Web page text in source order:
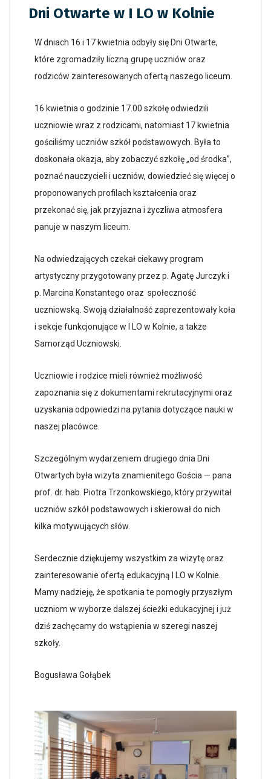
Dni Otwarte w I LO w Kolnie
W dniach 16 i 17 kwietnia odbyły się Dni Otwarte,
które zgromadziły liczną grupę uczniów oraz
rodziców zainteresowanych ofertą naszego liceum.
16 kwietnia o godzinie 17.00 szkołę odwiedzili
uczniowie wraz z rodzicami, natomiast 17 kwietnia
gościliśmy uczniów szkół podstawowych. Była to
doskonała okazja, aby zobaczyć szkołę „od środka”,
poznać nauczycieli i uczniów, dowiedzieć się więcej o
proponowanych profilach kształcenia oraz
przekonać się, jak przyjazna i życzliwa atmosfera
panuje w naszym liceum.
Na odwiedzających czekał ciekawy program
artystyczny przygotowany przez p. Agatę Jurczyk i
p. Marcina Konstantego oraz społeczność
uczniowską. Swoją działalność zaprezentowały koła
i sekcje funkcjonujące w I LO w Kolnie, a także
Samorząd Uczniowski.
Uczniowie i rodzice mieli również możliwość
zapoznania się z dokumentami rekrutacyjnymi oraz
uzyskania odpowiedzi na pytania dotyczące nauki w
naszej placówce.
Szczególnym wydarzeniem drugiego dnia Dni
Otwartych była wizyta znamienitego Gościa — pana
prof. dr. hab. Piotra Trzonkowskiego, który przywitał
uczniów szkół podstawowych i skierował do nich
kilka motywujących słów.
Serdecznie dziękujemy wszystkim za wizytę oraz
zainteresowanie ofertą edukacyjną I LO w Kolnie.
Mamy nadzieję, że spotkania te pomogły przyszłym
uczniom w wyborze dalszej ścieżki edukacyjnej i już
dziś zachęcamy do wstąpienia w szeregi naszej
szkoły.
Bogusława Gołąbek